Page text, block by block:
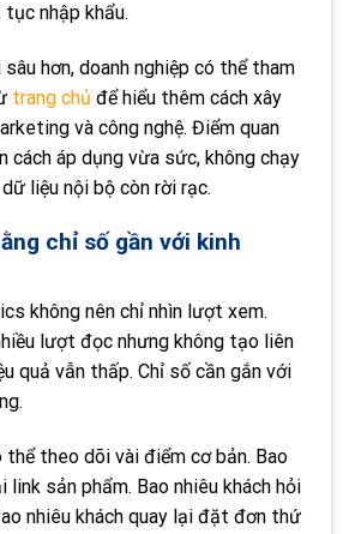
nhập khẩu.
hơn, doanh nghiệp có thể tham
trang chủ để hiểu thêm cách xây
và công nghệ. Điểm quan
cách áp dụng vừa sức, không chạy
liệu nội bộ còn rời rạc.
chỉ số gần với kinh
không nên chỉ nhìn lượt xem.
lượt đọc nhưng không tạo liên
quả vẫn thấp. Chỉ số cần gắn với
theo dõi vài điểm cơ bản. Bao
link sản phẩm. Bao nhiêu khách hỏi
nhiêu khách quay lại đặt đơn thứ